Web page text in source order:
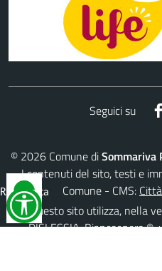
Seguici su
© 2026Comune diSommariva
- I contenuti del sito, testi e
Comune - CMS:
Questo sito utilizza, nella
DISLESSIA,Biancoenero ®,
Reimposta
tutto